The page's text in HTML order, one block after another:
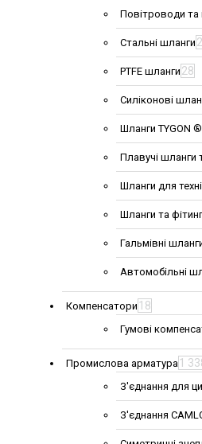
Повітроводи та
Стальні шланги 2
PTFE шланги 28
Силіконові
Шланги TYGON ®
Плавучі шланги
Шланги для
Шланги та
Гальмівні
Автомобільні
Компенсатори 18
Гумові
Промислова арматура 1
З'єднання для
З'єднання